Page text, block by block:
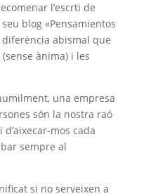
l’escrti de
blog «Pensamientos
abismal que
ànima) i les
una empresa
són la nostra raó
mos cada
sempre al
si no serveixen a